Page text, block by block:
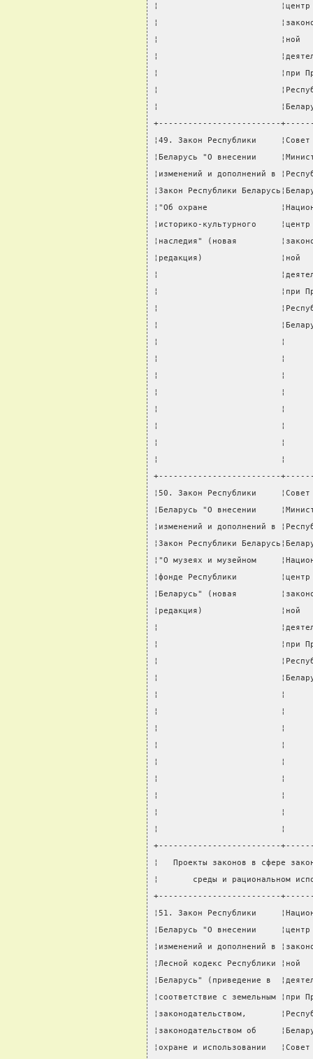
¦
¦
¦
¦
¦                         ¦при
¦
¦
+-------------------------
¦49. Закон Республики
¦Беларусь "О внесении
¦изменений и дополнений в
¦Закон Республики
¦"Об охране
¦историко-культурного
¦наследия" (новая
¦редакция)                ¦ной
¦
¦                         ¦при
¦
¦
¦                         ¦
¦                         ¦
¦                         ¦
¦                         ¦
¦                         ¦
¦                         ¦
¦                         ¦
¦                         ¦
+-------------------------
¦50. Закон Республики
¦Беларусь "О внесении
¦изменений и дополнений в
¦Закон Республики
¦"О музеях и музейном
¦фонде Республики
¦Беларусь" (новая
¦редакция)                ¦ной
¦
¦                         ¦при
¦
¦
¦                         ¦
¦                         ¦
¦                         ¦
¦                         ¦
¦                         ¦
¦                         ¦
¦                         ¦
¦                         ¦
¦                         ¦
+-------------------------
¦   Проекты законов в сфере
¦       среды и рациональном
+-------------------------
¦51. Закон Республики
¦Беларусь "О внесении
¦изменений и дополнений в
¦Лесной кодекс
¦Беларусь" (приведение в
¦соответствие с
¦законодательством,
¦законодательством об
¦охране и